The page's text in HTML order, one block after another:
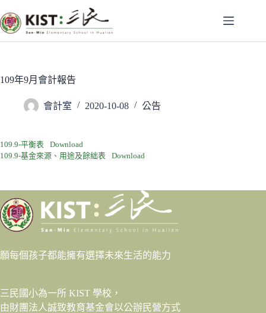
至
主
容
109年9月會計報告
會計室 2020-10-08 公告
109.9-平衡表
Download
109.9-基金來源、用途及餘絀表
Download
願每個孩子都能擁有選擇未來生活的能力
三民國小為一所 KIST 學校，
由財團法人誠致教育基金會以公辦民營方式